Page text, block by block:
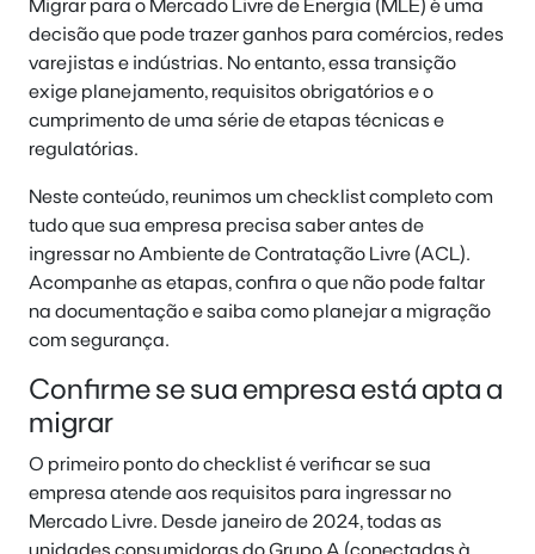
Migrar para o Mercado Livre de Energia (MLE) é uma
decisão que pode trazer ganhos para comércios, redes
varejistas e indústrias. No entanto, essa transição
exige planejamento, requisitos obrigatórios e o
cumprimento de uma série de etapas técnicas e
regulatórias.
Neste conteúdo, reunimos um checklist completo com
tudo que sua empresa precisa saber antes de
ingressar no Ambiente de Contratação Livre (ACL).
Acompanhe as etapas, confira o que não pode faltar
na documentação e saiba como planejar a migração
com segurança.
Confirme se sua empresa está apta a
migrar
O primeiro ponto do checklist é verificar se sua
empresa atende aos requisitos para ingressar no
Mercado Livre. Desde janeiro de 2024, todas as
unidades consumidoras do Grupo A (conectadas à